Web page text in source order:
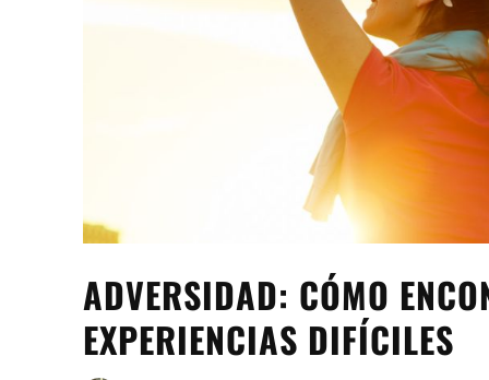
ADVERSIDAD: CÓMO
EXPERIENCIAS DIFÍCILES